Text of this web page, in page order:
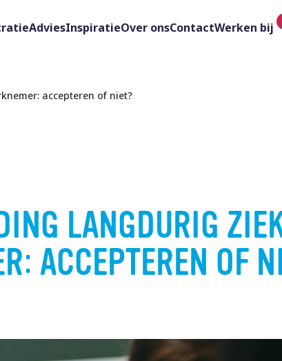
AdviesInspiratieOver onsContactWerken bij
accepteren of niet?
LANGDURIG
ACCEPTEREN OF